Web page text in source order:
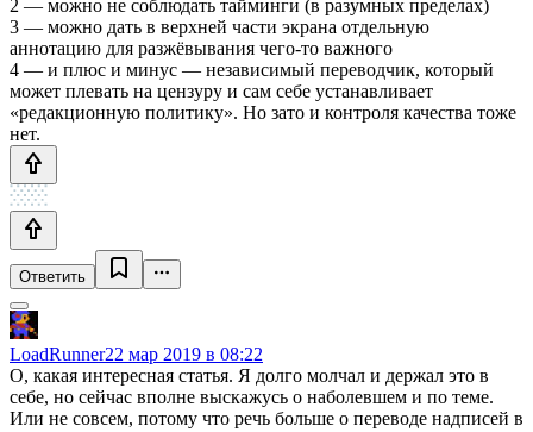
2 — можно не соблюдать тайминги (в разумных пределах)
3 — можно дать в верхней части экрана отдельную
аннотацию для разжёвывания чего-то важного
4 — и плюс и минус — независимый переводчик, который
может плевать на цензуру и сам себе устанавливает
«редакционную политику». Но зато и контроля качества тоже
нет.
Ответить
LoadRunner22 мар 2019 в 08:22
О, какая интересная статья. Я долго молчал и держал это в
себе, но сейчас вполне выскажусь о наболевшем и по теме.
Или не совсем, потому что речь больше о переводе надписей в